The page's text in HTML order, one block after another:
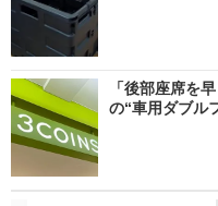
「後部座席を
の“車用ダブル